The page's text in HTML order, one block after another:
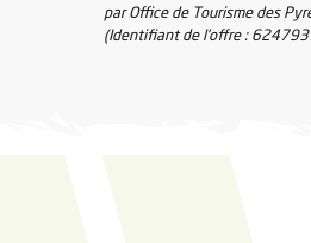
par Office de Tourisme des
(Identifiant de l'offre :